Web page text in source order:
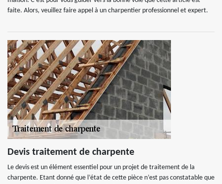
faite. Alors, veuillez faire appel à un charpentier professionnel et expert.
Devis traitement de charpente
Le devis est un élément essentiel pour un projet de traitement de la
charpente. Etant donné que l’état de cette pièce n’est pas constatable que